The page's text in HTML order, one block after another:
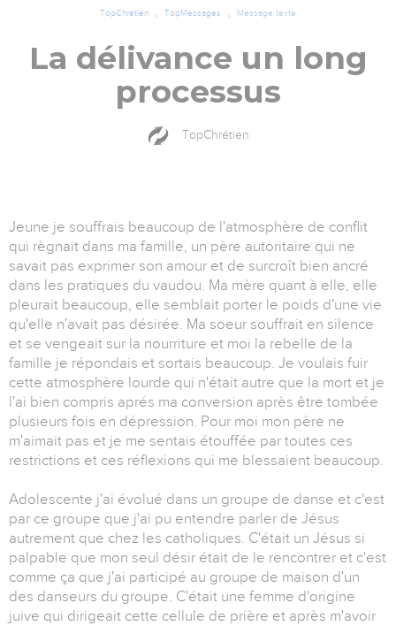
TopChrétien TopMessages Message texte
La délivance un long
processus
TopChrétien
Jeune je souffrais beaucoup de l'atmosphère de conflit
qui règnait dans ma famille, un père autoritaire qui ne
savait pas exprimer son amour et de surcroît bien ancré
dans les pratiques du vaudou. Ma mère quant à elle, elle
pleurait beaucoup, elle semblait porter le poids d'une vie
qu'elle n'avait pas désirée. Ma soeur souffrait en silence
et se vengeait sur la nourriture et moi la rebelle de la
famille je répondais et sortais beaucoup. Je voulais fuir
cette atmosphère lourde qui n'était autre que la mort et je
l'ai bien compris aprés ma conversion après être tombée
plusieurs fois en dépression. Pour moi mon père ne
m'aimait pas et je me sentais étouffée par toutes ces
restrictions et ces réflexions qui me blessaient beaucoup.
Adolescente j'ai évolué dans un groupe de danse et c'est
par ce groupe que j'ai pu entendre parler de Jésus
autrement que chez les catholiques. C'était un Jésus si
palpable que mon seul désir était de le rencontrer et c'est
comme ça que j'ai participé au groupe de maison d'un
des danseurs du groupe. C'était une femme d'origine
juive qui dirigeait cette cellule de prière et après m'avoir